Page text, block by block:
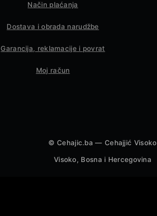
Način plaćanja
Dostava i obrada narudžbe
Garancija, reklamacije i povrat
Moj račun
©Cehajic.ba — Cehajjić Visoko
Visoko, Bosna i Hercegovina